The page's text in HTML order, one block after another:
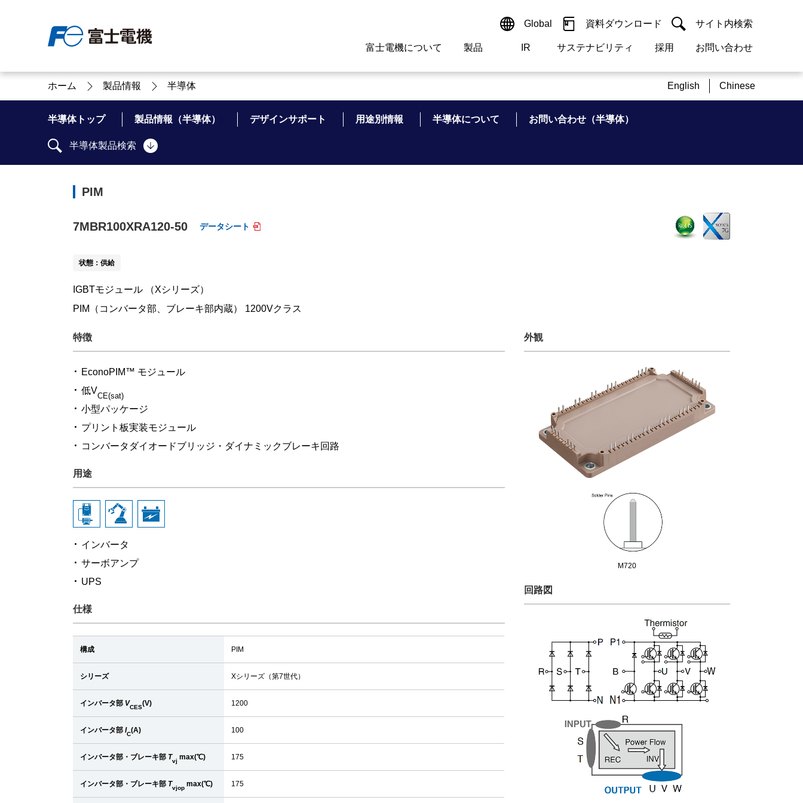
Global 資料ダウンロード サイト内検索
検索
富士電機について
富士電機について
経営の考え方 事業紹介
製品
製品情報
特高・高圧 受配電設備 電源機器
IR
IR 株主・投資家情報
財務・業績 株式・債券情報
サステナビリティ
サステナビリティ
環境 社会
採用
採用情報
高卒採用情報 キャリア採用情報
お問い合わせ
お問い合わせ
企業情報について 当ウェブサイトについて
ホーム 製品情報 半導体 English Chinese
半導体トップ 製品情報（半導体） デザインサポート 用途別情報 半導体について お問い合わせ（半導体）
半導体製品検索
PIM
7MBR100XRA120-50 データシート
状態：供給
IGBTモジュール （Xシリーズ）
PIM（コンバータ部、ブレーキ部内蔵） 1200Vクラス
特徴
EconoPIM™ モジュール
低V
CE(sat)
小型パッケージ
プリント板実装モジュール
コンバータダイオードブリッジ・ダイナミックブレーキ回路
用途
インバータ
サーボアンプ
UPS
仕様
構成 PIM
シリーズ Xシリーズ（第7世代）
インバータ部 VCES(V) 1200
インバータ部 IC(A) 100
インバータ部・ブレーキ部 Tvj max(℃) 175
インバータ部・ブレーキ部 Tvjop max(℃) 175
外観
M720
回路図